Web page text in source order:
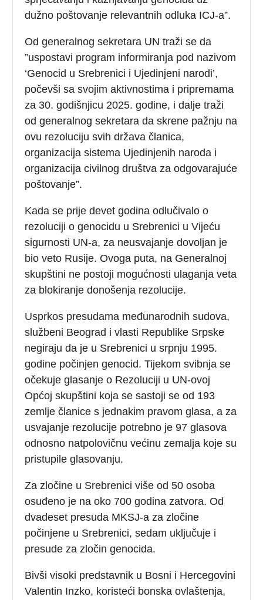
dužno poštovanje relevantnih odluka ICJ-a”.
Od generalnog sekretara UN traži se da
”uspostavi program informiranja pod nazivom
‘Genocid u Srebrenici i Ujedinjeni narodi’,
počevši sa svojim aktivnostima i pripremama
za 30. godišnjicu 2025. godine, i dalje traži
od generalnog sekretara da skrene pažnju na
ovu rezoluciju svih država članica,
organizacija sistema Ujedinjenih naroda i
organizacija civilnog društva za odgovarajuće
poštovanje”.
Kada se prije devet godina odlučivalo o
rezoluciji o genocidu u Srebrenici u Vijeću
sigurnosti UN-a, za neusvajanje dovoljan je
bio veto Rusije. Ovoga puta, na Generalnoj
skupštini ne postoji mogućnosti ulaganja veta
za blokiranje donošenja rezolucije.
Usprkos presudama međunarodnih sudova,
službeni Beograd i vlasti Republike Srpske
negiraju da je u Srebrenici u srpnju 1995.
godine počinjen genocid. Tijekom svibnja se
očekuje glasanje o Rezoluciji u UN-ovoj
Općoj skupštini koja se sastoji se od 193
zemlje članice s jednakim pravom glasa, a za
usvajanje rezolucije potrebno je 97 glasova
odnosno natpolovičnu većinu zemalja koje su
pristupile glasovanju.
Za zločine u Srebrenici više od 50 osoba
osuđeno je na oko 700 godina zatvora. Od
dvadeset presuda MKSJ-a za zločine
počinjene u Srebrenici, sedam uključuje i
presude za zločin genocida.
Bivši visoki predstavnik u Bosni i Hercegovini
Valentin Inzko, koristeći bonska ovlaštenja,